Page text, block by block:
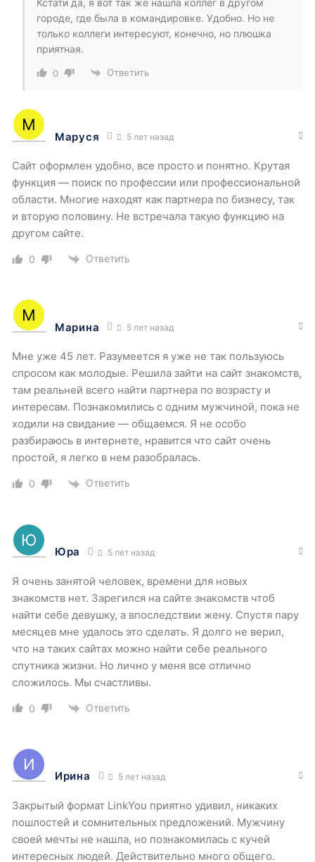
городе, где была в командировке. Удобно. Но не
только коллеги интересуют, конечно, но плюшка
приятная.
0 Ответить
Маруся 5 лет назад
Сайт оформлен удобно, все просто и понятно. Крутая
функция — поиск по профессии или профессиональной
области. Многие находят как партнера по бизнесу, так
и вторую половину. Не встречала такую функцию на
другом сайте.
0 Ответить
Марина 5 лет назад
Мне уже 45 лет. Разумеется я уже не так пользуюсь
спросом как молодые. Решила зайти на сайт знакомств,
там реальней всего найти партнера по возрасту и
интересам. Познакомились с одним мужчиной, пока не
ходили на свидание — общаемся. Я не особо
разбираюсь в интернете, нравится что сайт очень
простой, я легко в нем разобралась.
0 Ответить
Юра 5 лет назад
Я очень занятой человек, времени для новых
знакомств нет. Зарегился на сайте знакомств чтоб
найти себе девушку, а впоследствии жену. Спустя пару
месяцев мне удалось это сделать. Я долго не верил,
что на таких сайтах можно найти себе реального
спутника жизни. Но лично у меня все отлично
сложилось. Мы счастливы.
0 Ответить
Ирина 5 лет назад
Закрытый формат LinkYou приятно удивил, никаких
пошлостей и сомнительных предложений. Мужчину
своей мечты не нашла, но познакомилась с кучей
интересных людей. Действительно много общего.